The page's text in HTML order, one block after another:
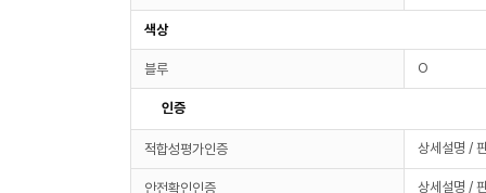
색상
블루 O
인증
적합성평가인증 상세설명 /
안전확인인증 상세설명 /